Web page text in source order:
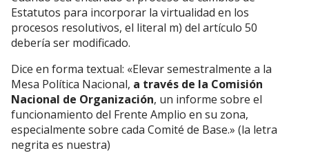
Estatutos para incorporar la virtualidad en los
procesos resolutivos, el literal m) del artículo 50
debería ser modificado.
Dice en forma textual: «Elevar semestralmente a la
Mesa Política Nacional, a través de la Comisión
Nacional de Organización, un informe sobre el
funcionamiento del Frente Amplio en su zona,
especialmente sobre cada Comité de Base.» (la letra
negrita es nuestra)